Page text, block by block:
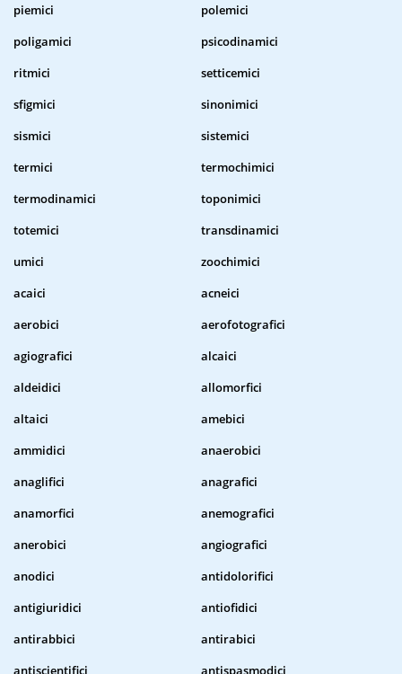
piemici
polemici
poligamici
psicodinamici
ritmici
setticemici
sfigmici
sinonimici
sismici
sistemici
termici
termochimici
termodinamici
toponimici
totemici
transdinamici
umici
zoochimici
acaici
acneici
aerobici
aerofotografici
agiografici
alcaici
aldeidici
allomorfici
altaici
amebici
ammidici
anaerobici
anaglifici
anagrafici
anamorfici
anemografici
anerobici
angiografici
anodici
antidolorifici
antigiuridici
antiofidici
antirabbici
antirabici
antiscientifici
antispasmodici